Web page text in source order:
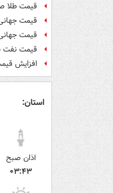
قیمت طلا
قیمت جهانی
قیمت جهانی طلا
قیمت نفت برنت به
افزایش
استان:
اذان صبح
۰۳:۴۳